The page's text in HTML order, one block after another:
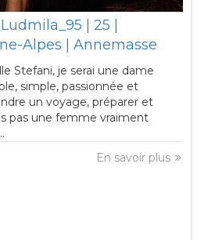
| 25 |
Alpes | Annemasse
Stefani, je serai une dame
simple, passionnée et
un voyage, préparer et
pas une femme vraiment
En savoir plus